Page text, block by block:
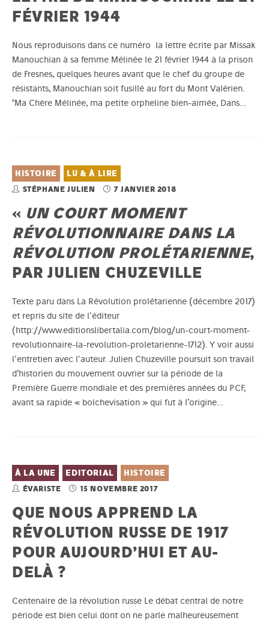
FÉVRIER 1944
Nous reproduisons dans ce numéro la lettre écrite par Missak
Manouchian à sa femme Mélinée le 21 février 1944 à la prison
de Fresnes, quelques heures avant que le chef du groupe de
résistants, Manouchian soit fusillé au fort du Mont Valérien.
"Ma Chère Mélinée, ma petite orpheline bien-aimée, Dans…
HISTOIRE LU & À LIRE
STÉPHANE JULIEN 7 JANVIER 2018
« UN COURT MOMENT
RÉVOLUTIONNAIRE DANS LA
RÉVOLUTION PROLÉTARIENNE,
PAR JULIEN CHUZEVILLE
Texte paru dans La Révolution prolétarienne (décembre 2017)
et repris du site de l'éditeur
(http://www.editionslibertalia.com/blog/un-court-moment-
revolutionnaire-la-revolution-proletarienne-1712). Y voir aussi
l'entretien avec l'auteur. Julien Chuzeville poursuit son travail
d’historien du mouvement ouvrier sur la période de la
Première Guerre mondiale et des premières années du PCF,
avant sa rapide « bolchevisation » qui fut à l’origine…
À LA UNE EDITORIAL HISTOIRE
ÉVARISTE 15 NOVEMBRE 2017
QUE NOUS APPREND LA
RÉVOLUTION RUSSE DE 1917
POUR AUJOURD’HUI ET AU-
DELÀ ?
Centenaire de la révolution russe Le débat central de notre
période est bien celui dont on ne parle malheureusement